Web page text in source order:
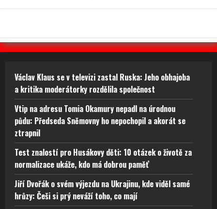
Václav Klaus se v televizi zastal Ruska: Jeho obhajoba
a kritika moderátorky rozdělila společnost
Vtip na adresu Tomia Okamury nepadl na úrodnou
půdu: Předseda Sněmovny ho nepochopil a akorát se
ztrapnil
Test znalostí pro Husákovy děti: 10 otázek o životě za
normalizace ukáže, kdo má dobrou paměť
Jiří Dvořák o svém výjezdu na Ukrajinu, kde viděl samé
hrůzy: Češi si prý neváží toho, co mají